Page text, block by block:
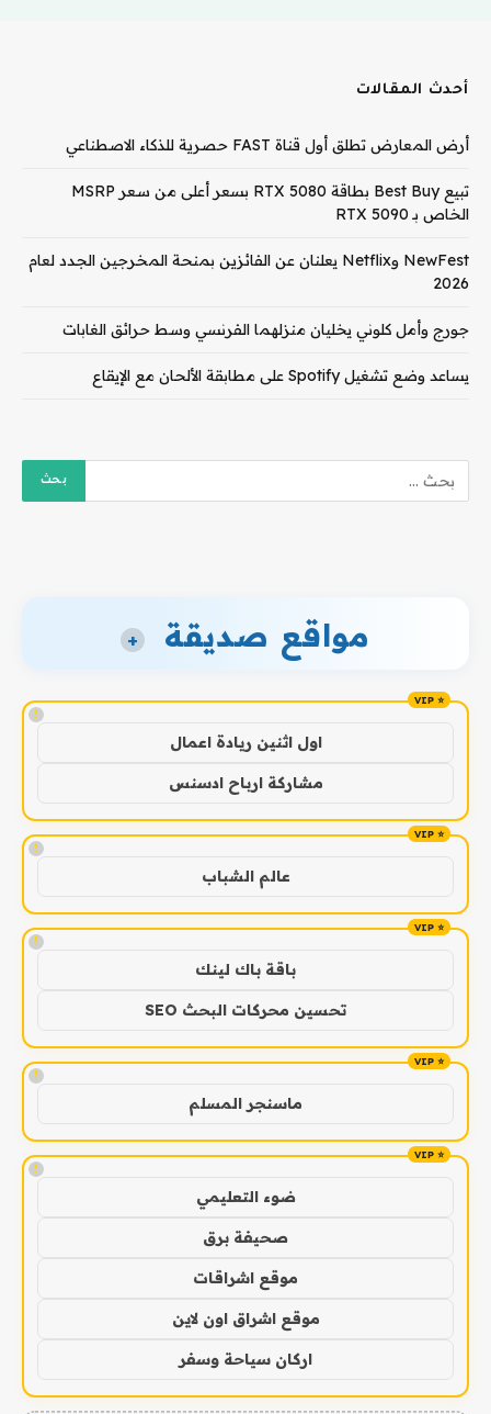
أحدث المقالات
أرض المعارض تطلق أول قناة FAST حصرية للذكاء الاصطناعي
تبيع Best Buy بطاقة RTX 5080 بسعر أعلى من سعر MSRP
الخاص بـ RTX 5090
NewFest وNetflix يعلنان عن الفائزين بمنحة المخرجين الجدد لعام
2026
جورج وأمل كلوني يخليان منزلهما الفرنسي وسط حرائق الغابات
يساعد وضع تشغيل Spotify على مطابقة الألحان مع الإيقاع
مواقع صديقة +
!
اول اثنين ريادة اعمال
مشاركة ارباح ادسنس
!
عالم الشباب
!
باقة باك لينك
تحسين محركات البحث SEO
!
ماسنجر المسلم
!
ضوء التعليمي
صحيفة برق
موقع اشراقات
موقع اشراق اون لاين
اركان سياحة وسفر